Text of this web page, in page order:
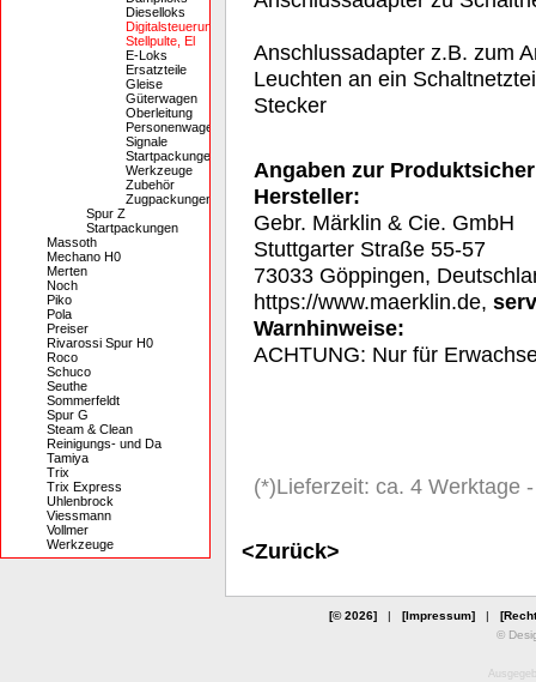
Dieselloks
Digitalsteuerung,
Stellpulte, El
E-Loks
Ersatzteile
Gleise
Güterwagen
Oberleitung
Personenwagen
Signale
Startpackungen
Werkzeuge
Zubehör
Zugpackungen
Spur Z
Startpackungen
Massoth
Mechano H0
Merten
Noch
Piko
Pola
Preiser
Rivarossi Spur H0
Roco
Schuco
Seuthe
Sommerfeldt
Spur G
Steam & Clean
Reinigungs- und Da
Tamiya
Trix
Trix Express
Uhlenbrock
Viessmann
Vollmer
Werkzeuge
Anschlussadapter z.B. zum
Leuchten an ein
Stecker
Angaben zur
Hersteller:
Gebr. Märklin & Cie. GmbH
Stuttgarter Straße 55-57
73033 Göppingen,
https://www.maerklin.de,
Warnhinweise:
ACHTUNG: Nur für
(*)Lieferzeit: ca. 4 Werktage
<Zurück>
[© 2026]| [Impressum]|
©